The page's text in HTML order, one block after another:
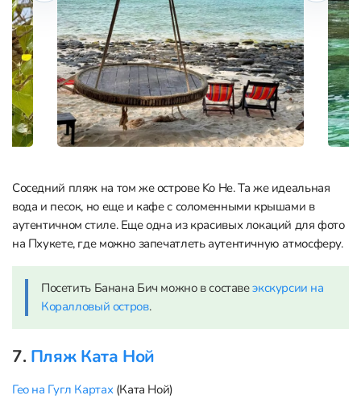
Соседний пляж на том же острове Ko He. Та же идеальная
вода и песок, но еще и кафе с соломенными крышами в
аутентичном стиле. Еще одна из красивых локаций для фото
на Пхукете, где можно запечатлеть аутентичную атмосферу.
Посетить Банана Бич можно в составеэкскурсии на
Коралловый остров.
7. Пляж Ката Ной
Гео на Гугл Картах(Ката Ной)